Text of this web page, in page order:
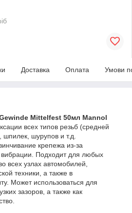
Доставка Оплата Умови
Mittelfest 50мл Mannol
всех типов резьб (средней
шпилек, шурупов и т.д.
крепежа из-за
Подходит для любых
всех узлах автомобилей,
техники, а также в
Может использоваться для
зазоров, а также как